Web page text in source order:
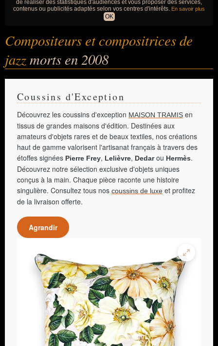
de réaliser des statistiques d'audiences et vous proposer des services,
contenus ou publicités adaptés selon vos centres d'intérêts. En savoir plus
OK
Compositeurs et compositrices de
jazzmorts en 2008
Coussins d'Exception
Découvrez les coussins d'exception MAISON TRAMIS en
tissus de grandes maisons d'édition. Destinées aux
amateurs d'objets rares et de beaux textiles, nos créations
haut de gamme valorisent l'artisanat français à travers des
étoffes signées Pierre Frey, Lelièvre, Dedarou Hermès.
Découvrez notre sélection exclusive d'objets uniques
conçus à la main. Chaque pièce raconte une histoire
singulière. Consultez tous nos coussins de luxe et profitez
de la livraison offerte.
Agrandir